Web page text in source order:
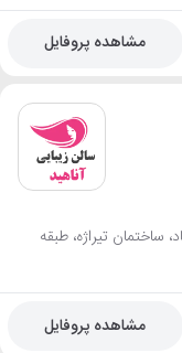
مشاهده پروفایل
ساختمان تیراژه، طبقه
مشاهده پروفایل